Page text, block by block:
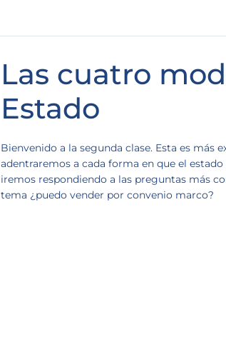
Las cuatro
Estado
Bienvenido a la segunda clase. Esta es más
adentraremos a cada forma en que el
iremos respondiendo a las preguntas más
tema ¿puedo vender por convenio marco?